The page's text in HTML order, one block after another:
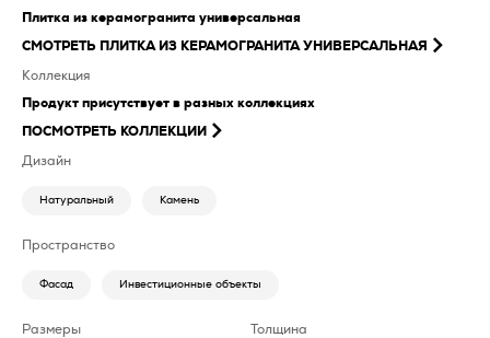
Плитка из керамогранита универсальная
СМОТРЕТЬ ПЛИТКА ИЗ КЕРАМОГРАНИТА УНИВЕРСАЛЬНАЯ
Коллекция
Продукт присутствует в разных коллекциях
ПОСМОТРЕТЬ КОЛЛЕКЦИИ
Дизайн
Натуральный Камень
Пространство
Фасад Инвестиционные объекты
Размеры Толщина